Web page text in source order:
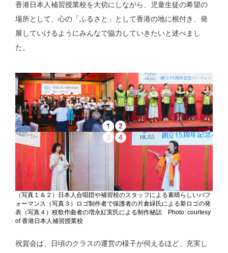
香港日本人補習授業校を大切にしながら、児童生徒の希望の
場所として、心の「ふるさと」として香港の地に根付き、発
展していけるようにみんなで協力していきたいと述べまし
た。
（写真１＆２）日本人合唱団や補習校のスタッフによる素晴らしいパフ
ォーマンス（写真３）ロゴ制作者で保護者の片倉緑氏による新ロゴの発
表（写真４）校歌作曲者の増永紅実氏による制作秘話 Photo: courtesy
of 香港日本人補習授業校
祝賀会は、日頃のクラスの運営の様子が伺えるほど、充実し